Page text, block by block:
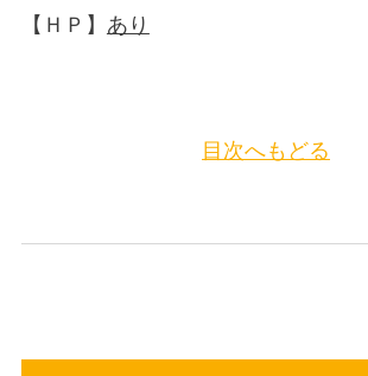
【ＨＰ】 あり
目次へもどる